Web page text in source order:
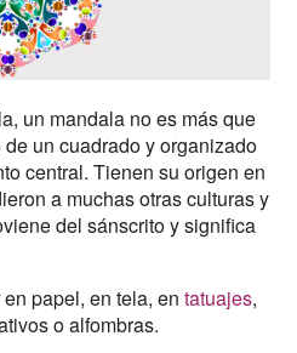
un mandala no es más que
un cuadrado y organizado
central. Tienen su origen en
a muchas otras culturas y
del sánscrito y significa
papel, en tela, en tatuajes,
o alfombras.